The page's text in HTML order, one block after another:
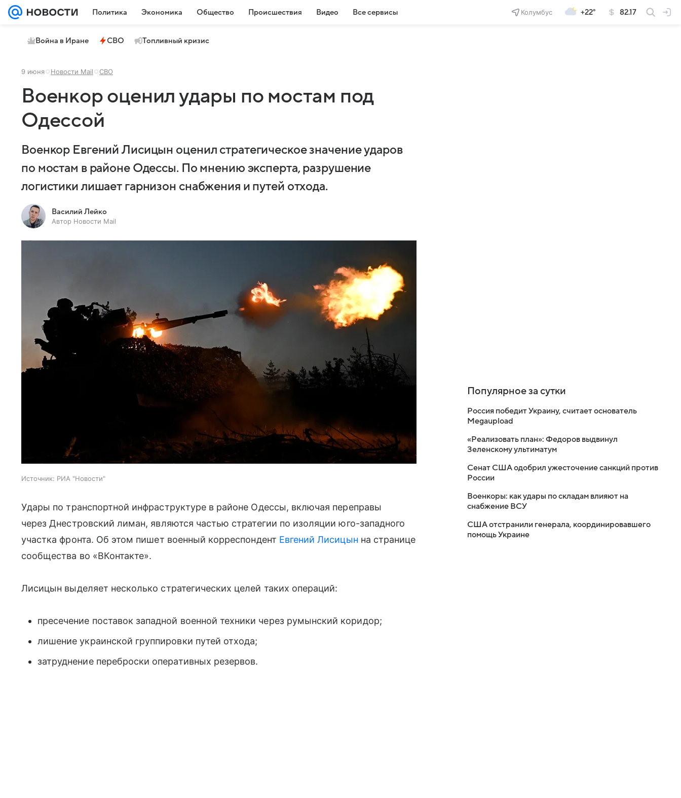
Политика Экономика Общество Происшествия Видео Все сервисы Колумбус +22° 82.17
Война в Иране СВО Топливный кризис
9 июня Новости Mail СВО
Военкор оценил удары по мостам под
Одессой
Военкор Евгений Лисицын оценил стратегическое значение ударов
по мостам в районе Одессы. По мнению эксперта, разрушение
логистики лишает гарнизон снабжения и путей отхода.
Василий Лейко
Автор Новости Mail
Источник: РИА "Новости"
Удары по транспортной инфраструктуре в районе Одессы, включая переправы
через Днестровский лиман, являются частью стратегии по изоляции юго-западного
участка фронта. Об этом пишет военный корреспондент Евгений Лисицын на странице
сообщества во «ВКонтакте».
Лисицын выделяет несколько стратегических целей таких операций:
пресечение поставок западной военной техники через румынский коридор;
лишение украинской группировки путей отхода;
затруднение переброски оперативных резервов.
Популярное за сутки
Россия победит Украину, считает основатель
Megaupload
«Реализовать план»: Федоров выдвинул
Зеленскому ультиматум
Сенат США одобрил ужесточение санкций против
России
Военкоры: как удары по складам влияют на
снабжение ВСУ
США отстранили генерала, координировавшего
помощь Украине